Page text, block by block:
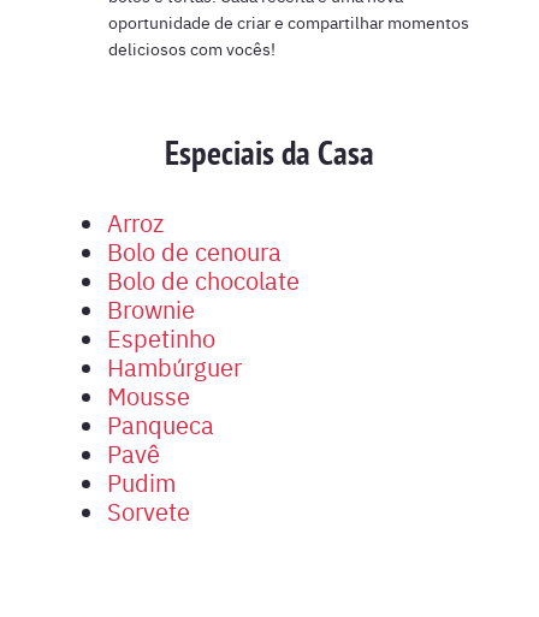
oportunidade de criar e compartilhar momentos
deliciosos com vocês!
Especiais da Casa
Arroz
Bolo de cenoura
Bolo de chocolate
Brownie
Espetinho
Hambúrguer
Mousse
Panqueca
Pavê
Pudim
Sorvete